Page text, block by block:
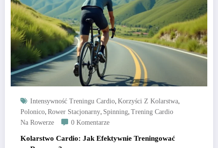
Intensywność Treningu Cardio, Korzyści Z Kolarstwa,
Polonico, Rower Stacjonarny, Spinning, Trening Cardio
Na Rowerze
0 Komentarze
Kolarstwo Cardio: Jak Efektywnie Treningować